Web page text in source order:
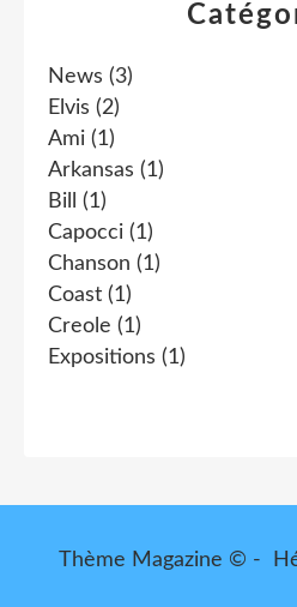
News (3)
Elvis (2)
Ami (1)
Arkansas (1)
Bill
(1)
Capocci (1)
Chanson (1)
Coast (1)
Creole (1)
Expositions (1)
Thème Magazine © -